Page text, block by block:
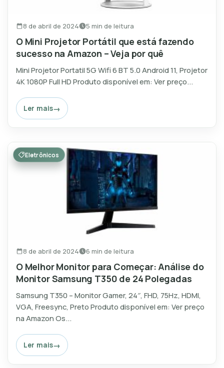
8 de abril de 2024 5 min de leitura
O Mini Projetor Portátil que está fazendo
sucesso na Amazon – Veja por quê
Mini Projetor Portatil 5G Wifi 6 BT 5.0 Android 11, Projetor
4K 1080P Full HD Produto disponível em: Ver preço...
Ler mais
Eletrônicos
8 de abril de 2024 6 min de leitura
O Melhor Monitor para Começar: Análise do
Monitor Samsung T350 de 24 Polegadas
Samsung T350 – Monitor Gamer, 24″, FHD, 75Hz, HDMI,
VGA, Freesync, Preto Produto disponível em: Ver preço
na Amazon Os...
Ler mais